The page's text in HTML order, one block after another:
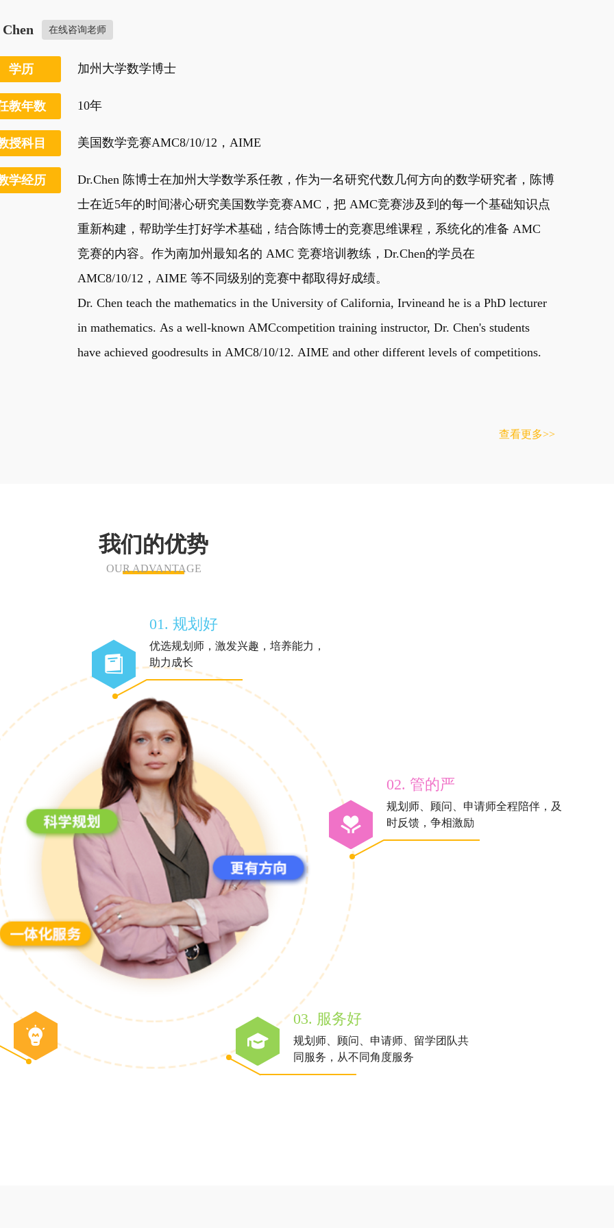
在线咨询老师
学历 加州大学数学博士
教年数 10年
授科目 美国数学竞赛AMC8/10/12，AIME
学经历
Dr.Chen 陈博士在加州大学数学系任教，作为一名研究代数几何方向的数学研究者，陈博
士在近5年的时间潜心研究美国数学竞赛AMC，把 AMC竞赛涉及到的每一个基础知识点
重新构建，帮助学生打好学术基础，结合陈博士的竞赛思维课程，系统化的准备 AMC
竞赛的内容。作为南加州最知名的 AMC 竞赛培训教练，Dr.Chen的学员在
AMC8/10/12，AIME 等不同级别的竞赛中都取得好成绩。
Dr. Chen teach the mathematics in the University of California, Irvineand he is a PhD lecturer
in mathematics. As a well-known AMCcompetition training instructor, Dr. Chen's students
have achieved goodresults in AMC8/10/12. AIME and other different levels of competitions.
查看更多
我们的优势
OUR ADVANTAGE
01. 规划好
优选规划师，激发兴趣，培养能力，
助力成长
02. 管的严
规划师、顾问、申请师全程陪伴，及
时反馈，争相激励
03. 服务好
规划师、顾问、申请师、留学团队共
同服务，从不同角度服务